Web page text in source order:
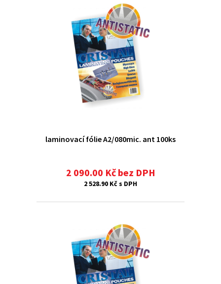
laminovací fólie A2/080mic. ant 100ks
2 090.00 Kč bez DPH
2 528.90 Kč s DPH